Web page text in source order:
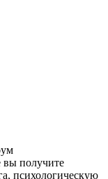
вы получите
психологическую